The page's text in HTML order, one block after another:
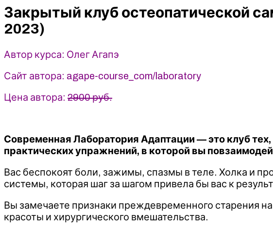
“Лаборатория
адаптации”
(декабрь
-
Агапэ
Закрытый клуб остеопатической
2023)
Автор курса: Олег Агапэ
Сайт автора: agape-course_com/laboratory
Цена автора: 2900 руб.
Современная Лаборатория Адаптации — это клуб
практических упражнений, в которой вы
Вас беспокоят боли, зажимы, спазмы в теле. Холка и
системы, которая шаг за шагом привела бы вас к
Вы замечаете признаки преждевременного старения
красоты и хирургического вмешательства.